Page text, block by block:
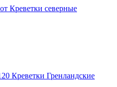
Креветки северные
Креветки Гренландские